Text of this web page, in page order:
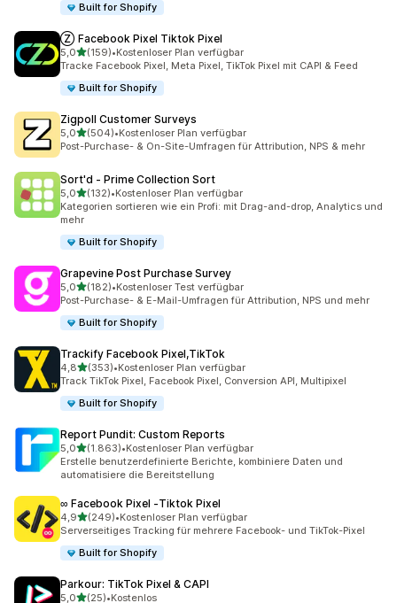
Built for Shopify
Ⓩ Facebook Pixel Tiktok Pixel
5,0von 5 Sternen
(159)
159 Rezensionen insgesamt
•Kostenloser Plan verfügbar
Tracke Facebook Pixel, Meta Pixel, TikTok Pixel mit CAPI & Feed
Built for Shopify
Zigpoll Customer Surveys
5,0von 5 Sternen
(504)
504 Rezensionen insgesamt
•Kostenloser Plan verfügbar
Post-Purchase- & On-Site-Umfragen für Attribution, NPS & mehr
Sort'd ‑ Prime Collection Sort
5,0von 5 Sternen
(132)
132 Rezensionen insgesamt
•Kostenloser Plan verfügbar
Kategorien sortieren wie ein Profi: mit Drag-and-drop, Analytics und
mehr
Built for Shopify
Grapevine Post Purchase Survey
5,0von 5 Sternen
(182)
182 Rezensionen insgesamt
•Kostenloser Test verfügbar
Post-Purchase- & E-Mail-Umfragen für Attribution, NPS und mehr
Built for Shopify
Trackify Facebook Pixel,TikTok
4,8von 5 Sternen
(353)
353 Rezensionen insgesamt
•Kostenloser Plan verfügbar
Track TikTok Pixel, Facebook Pixel, Conversion API, Multipixel
Built for Shopify
Report Pundit: Custom Reports
5,0von 5 Sternen
(1.863)
1863 Rezensionen insgesamt
•Kostenloser Plan verfügbar
Erstelle benutzerdefinierte Berichte, kombiniere Daten und
automatisiere die Bereitstellung
∞ Facebook Pixel ‑Tiktok Pixel
4,9von 5 Sternen
(249)
249 Rezensionen insgesamt
•Kostenloser Plan verfügbar
Serverseitiges Tracking für mehrere Facebook- und TikTok-Pixel
Built for Shopify
Parkour: TikTok Pixel & CAPI
5,0von 5 Sternen
(25)•Kostenlos